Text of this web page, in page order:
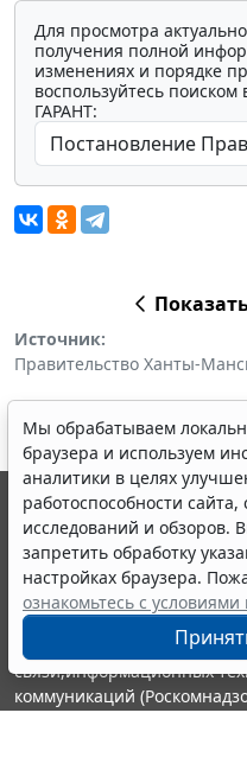
Для просмотра
получения полной
изменениях и порядке
воспользуйтесь
ГАРАНТ:
Источник:
Правительство Ханты-
Мы обрабатываем
браузера и используем
аналитики в целях
работоспособности сайта,
исследований и обзоров.
запретить обработку
настройках браузера.
ознакомьтесь с условиями
© ООО "НПП "ГАРАНТ-
выпускается с 1990 года.
являются участниками
информации ГАРАНТ.
Портал ГАРАНТ.РУ
издания Федеральной
связи,информационных
коммуникаций